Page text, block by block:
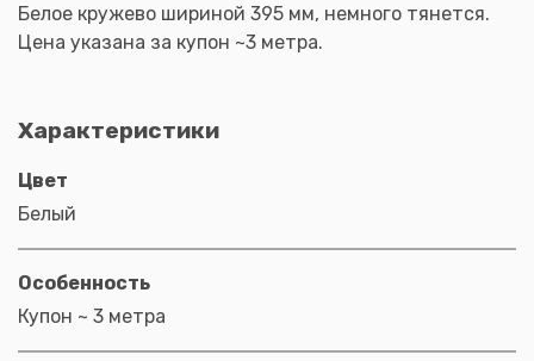
Белое кружево шириной 395 мм, немного тянется.
Цена указана за купон ~3 метра.
Характеристики
Цвет
Белый
Особенность
Купон ~ 3 метра